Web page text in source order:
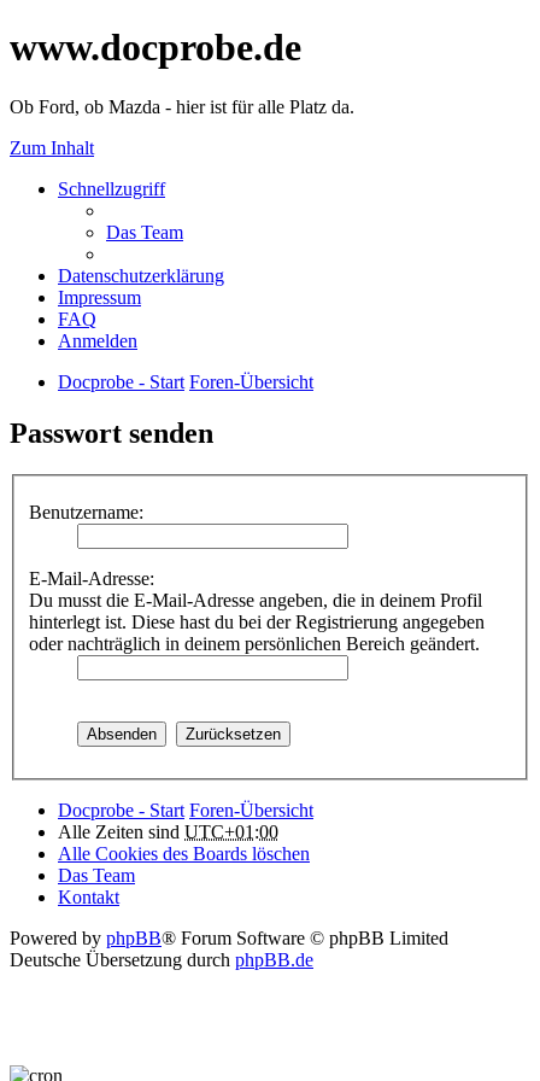
www.docprobe.de
Ob Ford, ob Mazda - hier ist für alle Platz da.
Zum Inhalt
Schnellzugriff
Das Team
Datenschutzerklärung
Impressum
FAQ
Anmelden
Docprobe - Start Foren-Übersicht
Passwort senden
Benutzername:
E-Mail-Adresse:
Du musst die E-Mail-Adresse angeben, die in deinem Profil
hinterlegt ist. Diese hast du bei der Registrierung angegeben
oder nachträglich in deinem persönlichen Bereich geändert.
Docprobe - Start Foren-Übersicht
Alle Zeiten sind UTC+01:00
Alle Cookies des Boards löschen
Das Team
Kontakt
Powered by phpBB® Forum Software © phpBB Limited
Deutsche Übersetzung durch phpBB.de